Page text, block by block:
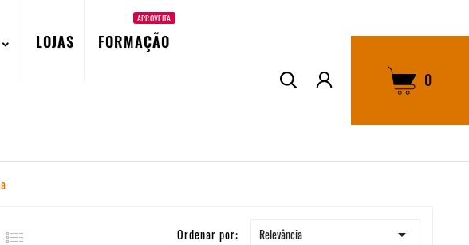
LOJAS FORMAÇÃO
APROVEITA
0
Ordenar por: Relevância 